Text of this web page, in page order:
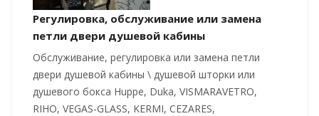
Регулировка, обслуживание или замена
петли двери душевой кабины
Обслуживание, регулировка или замена петли
двери душевой кабины \ душевой шторки или
душевого бокса Huppe, Duka, VISMARAVETRO,
RIHO, VEGAS-GLASS, KERMI, CEZARES,